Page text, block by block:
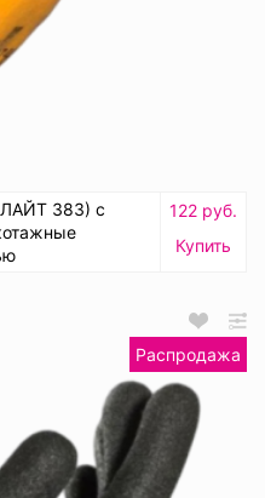
383) с
122 руб.
Купить
Распродажа